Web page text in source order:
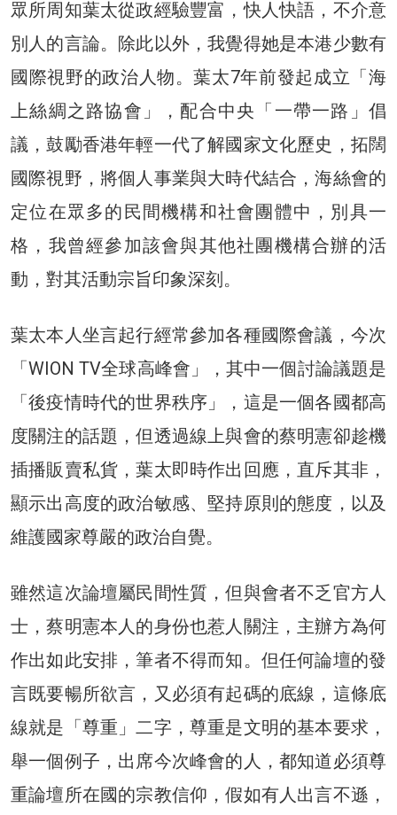
眾所周知葉太從政經驗豐富，快人快語，不介意
別人的言論。除此以外，我覺得她是本港少數有
國際視野的政治人物。葉太7年前發起成立「海
上絲綢之路協會」，配合中央「一帶一路」倡
議，鼓勵香港年輕一代了解國家文化歷史，拓闊
國際視野，將個人事業與大時代結合，海絲會的
定位在眾多的民間機構和社會團體中，別具一
格，我曾經參加該會與其他社團機構合辦的活
動，對其活動宗旨印象深刻。
葉太本人坐言起行經常參加各種國際會議，今次
「WION TV全球高峰會」，其中一個討論議題是
「後疫情時代的世界秩序」，這是一個各國都高
度關注的話題，但透過線上與會的蔡明憲卻趁機
插播販賣私貨，葉太即時作出回應，直斥其非，
顯示出高度的政治敏感、堅持原則的態度，以及
維護國家尊嚴的政治自覺。
雖然這次論壇屬民間性質，但與會者不乏官方人
士，蔡明憲本人的身份也惹人關注，主辦方為何
作出如此安排，筆者不得而知。但任何論壇的發
言既要暢所欲言，又必須有起碼的底線，這條底
線就是「尊重」二字，尊重是文明的基本要求，
舉一個例子，出席今次峰會的人，都知道必須尊
重論壇所在國的宗教信仰，假如有人出言不遜，